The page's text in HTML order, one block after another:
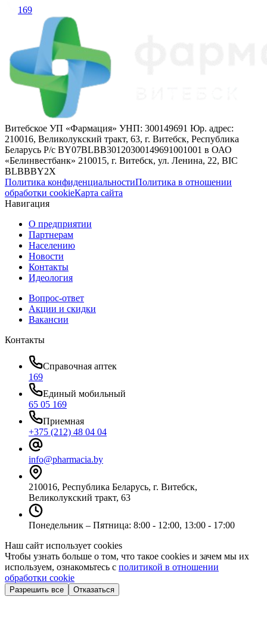
169
Витебское УП «Фармация» УНП: 300149691 Юр. адрес:
210016, Великолукский тракт, 63, г. Витебск, Республика
Беларусь Р/с BY07BLBB30120300149691001001 в ОАО
«Белинвестбанк» 210015, г. Витебск, ул. Ленина, 22, BIC
BLBBBY2X
Политика конфиденциальностиПолитика в отношении
обработки cookieКарта сайта
Навигация
О предприятии
Партнерам
Населению
Новости
Контакты
Идеология
Вопрос-ответ
Акции и скидки
Вакансии
Контакты
Справочная аптек
169
Единый мобильный
65 05 169
Приемная
+375 (212) 48 04 04
info@pharmacia.by
210016, Республика Беларусь, г. Витебск,
Великолукский тракт, 63
Понедельник – Пятница: 8:00 - 12:00, 13:00 - 17:00
Наш сайт использует cookies
Чтобы узнать больше о том, что такое cookies и зачем мы их
используем, ознакомьтесь с политикой в отношении
обработки cookie
Разрешить все Отказаться